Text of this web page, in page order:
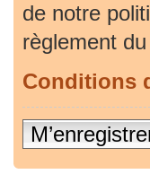
de notre
règlement
Conditions